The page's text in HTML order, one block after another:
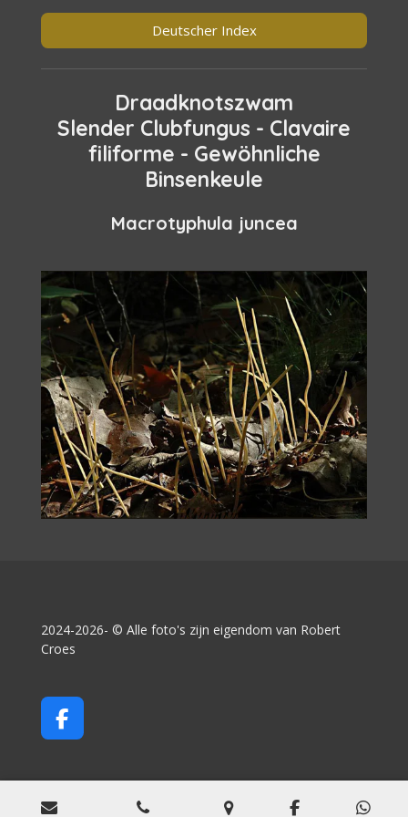
Deutscher Index
Draadknotszwam
Slender Clubfungus - Clavaire
filiforme - Gewöhnliche
Binsenkeule
Macrotyphula juncea
2024-2026- © Alle foto's zijn eigendom van Robert
Croes
F
a
e